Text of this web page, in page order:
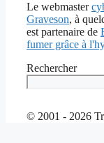
Le webmaster
Graveson, à
est partenaire de
fumer grâce à
Rechercher
© 2001 - 2026